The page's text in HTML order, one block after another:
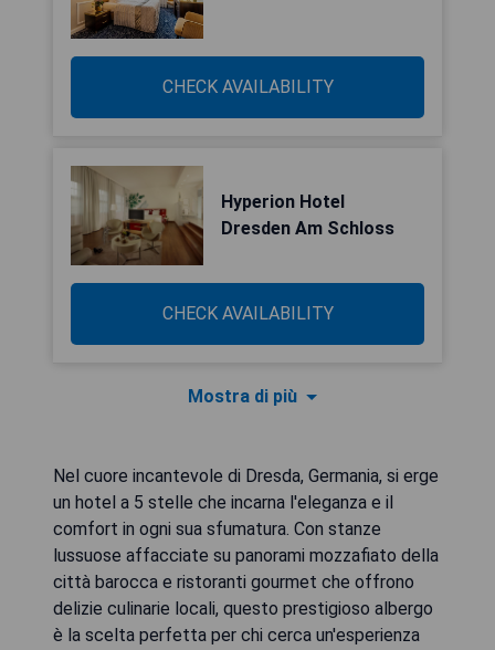
CHECK AVAILABILITY
Hyperion Hotel
Dresden Am Schloss
CHECK AVAILABILITY
Mostra di più
Nel cuore incantevole di Dresda, Germania, si erge
un hotel a 5 stelle che incarna l'eleganza e il
comfort in ogni sua sfumatura. Con stanze
lussuose affacciate su panorami mozzafiato della
città barocca e ristoranti gourmet che offrono
delizie culinarie locali, questo prestigioso albergo
è la scelta perfetta per chi cerca un'esperienza